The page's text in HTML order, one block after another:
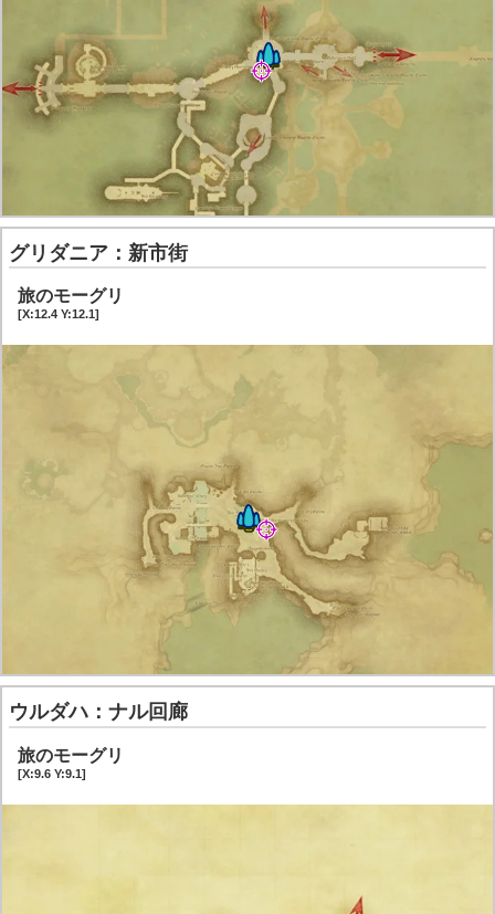
グリダニア：新市街
旅のモーグリ
[X:12.4 Y:12.1]
ウルダハ：ナル回廊
旅のモーグリ
[X:9.6 Y:9.1]